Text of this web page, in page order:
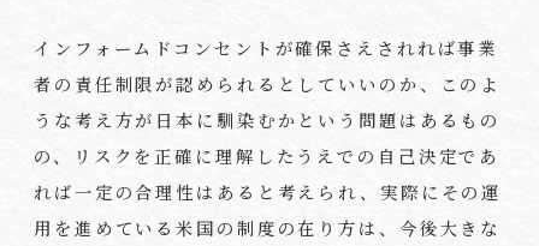
インフォームドコンセントが確保さえされれば事業
者の責任制限が認められるとしていいのか、このよ
うな考え方が日本に馴染むかという問題はあるもの
の、リスクを正確に理解したうえでの自己決定であ
れば一定の合理性はあると考えられ、実際にその運
用を進めている米国の制度の在り方は、今後大きな